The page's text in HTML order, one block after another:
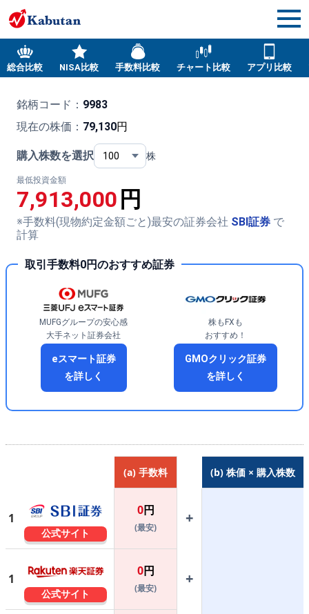
総合比較 NISA比較 手数料比較 チャート比較 アプリ比較
銘柄コード： 9983
現在の株価： 79,130円
購入株数を選択 株
最低投資金額
7,913,000 円
※手数料(現物約定金額ごと)最安の証券会社 SBI証券 で
計算
取引手数料0円のおすすめ証券
MUFGグループの安心感
大手ネット証券会社
eスマート証券
を詳しく
株もFXも
おすすめ！
GMOクリック証券
を詳しく
(a) 手数料 (b) 株価 × 購入株数
1
公式サイト
0円
(最安)
+
1
公式サイト
0円
(最安)
+